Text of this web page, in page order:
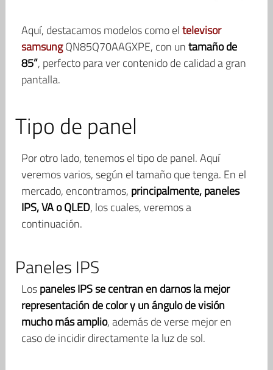
Aquí, destacamos modelos como eltelevisor
samsungQN85Q70AAGXPE, con untamaño de
85”, perfecto para ver contenido de calidad a gran
pantalla.
Tipo de panel
Por otro lado, tenemos el tipo de panel. Aquí
veremos varios, según el tamaño que tenga. En el
mercado, encontramos, principalmente, paneles
IPS, VA o QLED, los cuales, veremos a
continuación.
Paneles IPS
Lospaneles IPS se centran en darnos la mejor
representación de color y un ángulo de visión
mucho más amplio, además de verse mejor en
caso de incidir directamente la luz de sol.